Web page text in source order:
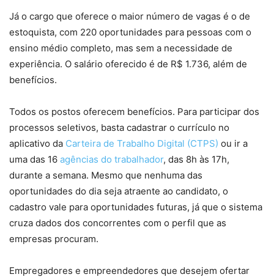
Já o cargo que oferece o maior número de vagas é o de
estoquista, com 220 oportunidades para pessoas com o
ensino médio completo, mas sem a necessidade de
experiência. O salário oferecido é de R$ 1.736, além de
benefícios.
Todos os postos oferecem benefícios. Para participar dos
processos seletivos, basta cadastrar o currículo no
aplicativo da Carteira de Trabalho Digital (CTPS) ou ir a
uma das 16 agências do trabalhador, das 8h às 17h,
durante a semana. Mesmo que nenhuma das
oportunidades do dia seja atraente ao candidato, o
cadastro vale para oportunidades futuras, já que o sistema
cruza dados dos concorrentes com o perfil que as
empresas procuram.
Empregadores e empreendedores que desejem ofertar